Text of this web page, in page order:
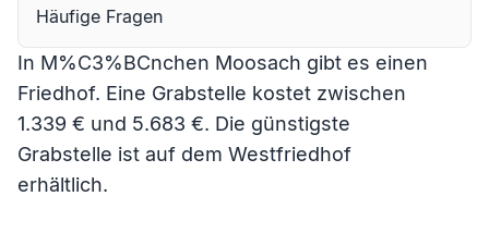
In M%C3%BCnchen Moosach gibt es einen
Friedhof. Eine Grabstelle kostet zwischen
1.339 € und 5.683 €. Die günstigste
Grabstelle ist auf dem Westfriedhof
erhältlich.
Häufige Fragen